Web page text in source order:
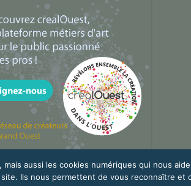
aussi les cookies numériques qui nous
Ils nous permettent de vous reconnaître